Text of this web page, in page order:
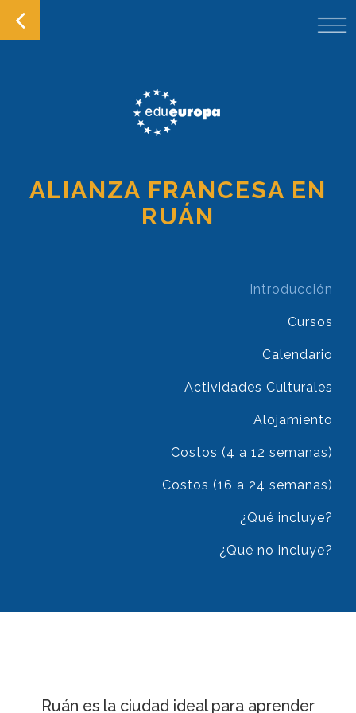
ALIANZA FRANCESA EN
RUÁN
Introducción
Cursos
Calendario
Actividades Culturales
Alojamiento
Costos (4 a 12 semanas)
Costos (16 a 24 semanas)
¿Qué incluye?
¿Qué no incluye?
Ruán es la ciudad ideal para aprender